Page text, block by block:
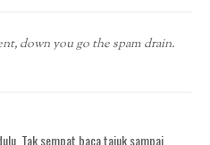
down you go the spam drain.
Tak sempat baca tajuk sampai